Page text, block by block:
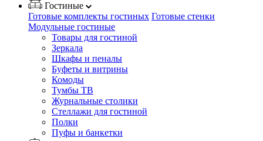
Гостиные
Готовые комплекты гостиных Готовые стенки
Модульные гостиные
Товары для гостиной
Зеркала
Шкафы и пеналы
Буфеты и витрины
Комоды
Тумбы ТВ
Журнальные столики
Стеллажи для гостиной
Полки
Пуфы и банкетки